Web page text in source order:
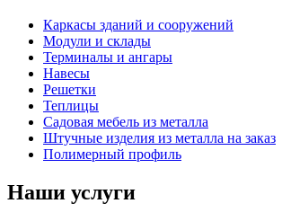
Каркасы зданий и сооружений
Модули и склады
Терминалы и ангары
Навесы
Решетки
Теплицы
Садовая мебель из металла
Штучные изделия из металла на заказ
Полимерный профиль
Наши услуги